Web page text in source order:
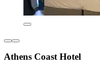
Athens Coast Hotel